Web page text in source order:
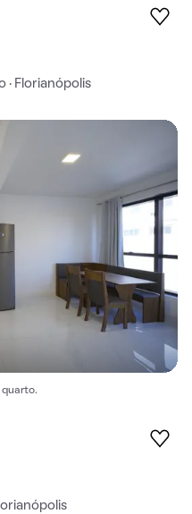
· Florianópolis
quarto.